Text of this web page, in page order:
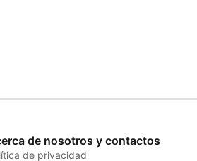
de nosotros y contactos
de privacidad